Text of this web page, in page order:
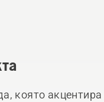
която